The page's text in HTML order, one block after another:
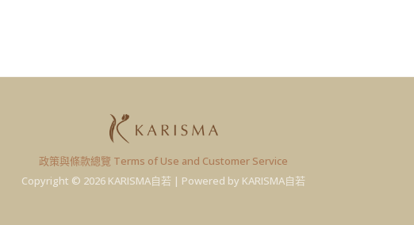
政策與條款總覽 Terms of Use and Customer Service
Copyright © 2026 KARISMA自若 | Powered by KARISMA自若